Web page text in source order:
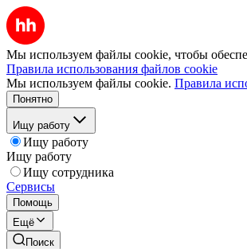
Мы используем файлы cookie, чтобы
Правила использования файлов cookie
Мы используем файлы cookie. Правила
Понятно
Ищу работу
Ищу работу
Ищу работу
Ищу сотрудника
Сервисы
Помощь
Ещё
Поиск